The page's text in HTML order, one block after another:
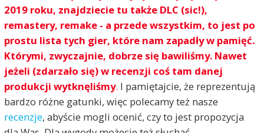
2019 roku, znajdziecie tu także DLC (sic!),
remastery, remake - a przede wszystkim, to jest po
prostu lista tych gier, które nam zapadły w pamięć.
Którymi, zwyczajnie, dobrze się bawiliśmy. Nawet
jeżeli (zdarzało się) w recenzji coś tam danej
produkcji wytknęliśmy. I pamiętajcie, że reprezentują
bardzo różne gatunki, więc polecamy też nasze
recenzje, abyście mogli ocenić, czy to jest propozycja